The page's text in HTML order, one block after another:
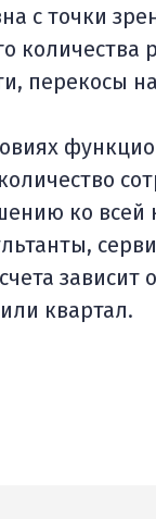
с точки
количества
перекосы
ко
зависит
квартал.